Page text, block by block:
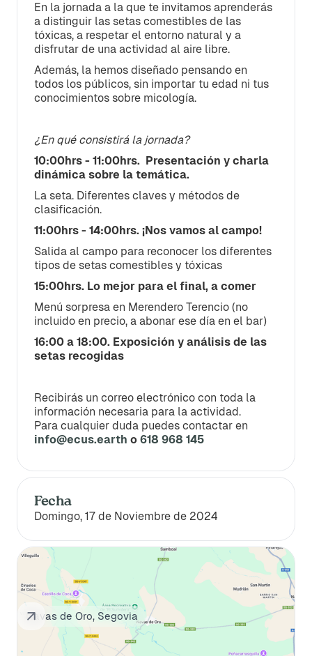
En la jornada a la que te invitamos aprenderás
a distinguir las setas comestibles de las
tóxicas, a respetar el entorno natural y a
disfrutar de una actividad al aire libre.
Además, la hemos diseñado pensando en
todos los públicos, sin importar tu edad ni tus
conocimientos sobre micología.
¿En qué consistirá la jornada?
10:00hrs - 11:00hrs. Presentación y charla
dinámica sobre la temática.
La seta. Diferentes claves y métodos de
clasificación.
11:00hrs - 14:00hrs. ¡Nos vamos al campo!
Salida al campo para reconocer los diferentes
tipos de setas comestibles y tóxicas
15:00hrs. Lo mejor para el final, a comer
Menú sorpresa en Merendero Terencio (no
incluido en precio, a abonar ese día en el bar)
16:00 a 18:00. Exposición y análisis de las
setas recogidas
Recibirás un correo electrónico con toda la
información necesaria para la actividad.
Para cualquier duda puedes contactar en
info@ecus.earth o 618 968 145
Fecha
Domingo, 17 de Noviembre de 2024
Navas de Oro, Segovia